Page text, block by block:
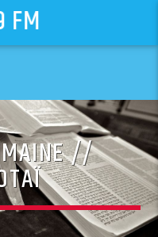
FM
//